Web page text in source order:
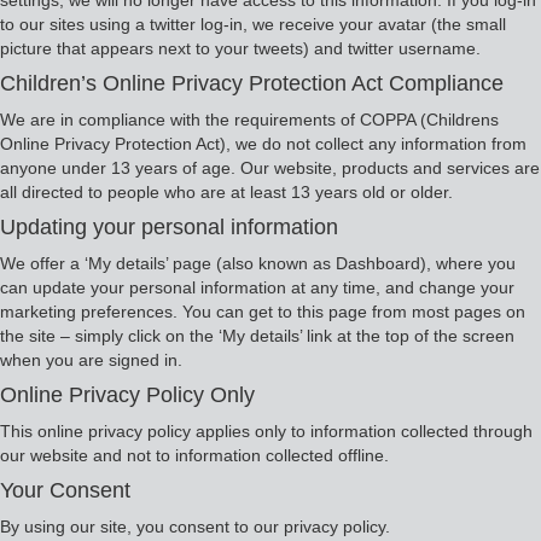
to our sites using a twitter log-in, we receive your avatar (the small
picture that appears next to your tweets) and twitter username.
Children’s Online Privacy Protection Act Compliance
We are in compliance with the requirements of COPPA (Childrens
Online Privacy Protection Act), we do not collect any information from
anyone under 13 years of age. Our website, products and services are
all directed to people who are at least 13 years old or older.
Updating your personal information
We offer a ‘My details’ page (also known as Dashboard), where you
can update your personal information at any time, and change your
marketing preferences. You can get to this page from most pages on
the site – simply click on the ‘My details’ link at the top of the screen
when you are signed in.
Online Privacy Policy Only
This online privacy policy applies only to information collected through
our website and not to information collected offline.
Your Consent
By using our site, you consent to our privacy policy.